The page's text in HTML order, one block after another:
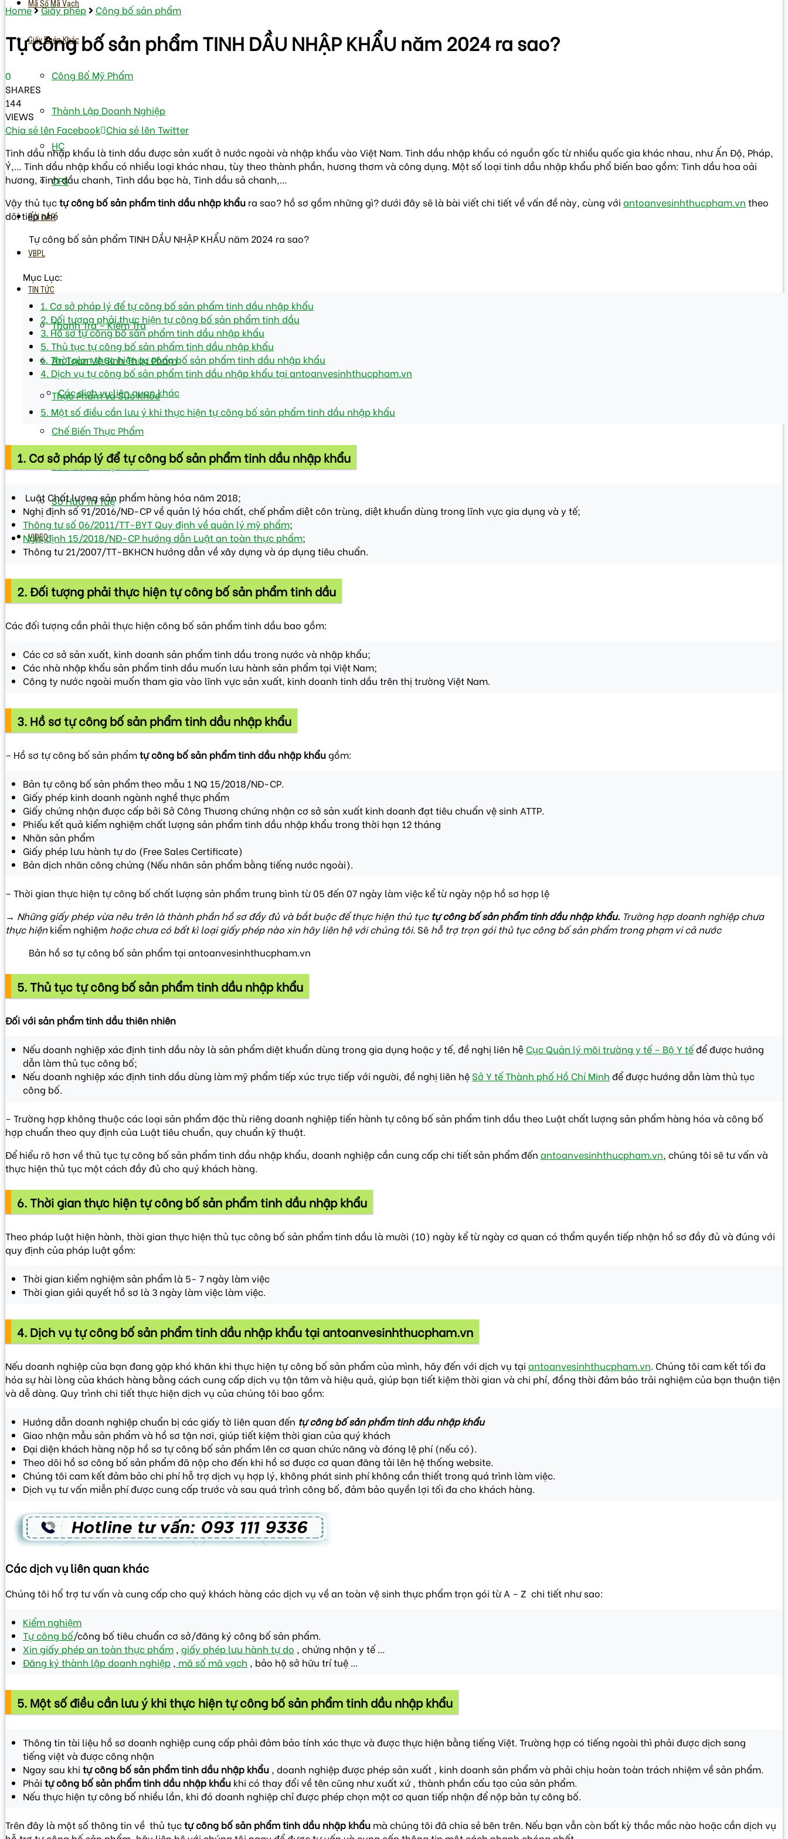
Mã Số Mã Vạch
Giấy Phép Khác
Công Bố Mỹ Phẩm
Thành Lập Doanh Nghiệp
HC
CFS
HỎI ĐÁP
VBPL
TIN TỨC
Thanh Tra – Kiếm Tra
An Toàn Vệ Sinh Thực Phẩm
Thực Phẩm Và Sức Khỏe
Chế Biến Thực Phẩm
Bảo Quản Thực Phẩm
Sở Hữu Trí Tuệ
VIDEO
Home Giấy phép Công bố sản phẩm
Tự công bố sản phẩm TINH DẦU NHẬP KHẨU năm 2024 ra sao?
0
SHARES
144
VIEWS
Chia sẻ lên Facebook Chia sẻ lên Twitter
Tinh dầu nhập khẩu là tinh dầu được sản xuất ở nước ngoài và nhập khẩu vào Việt Nam. Tinh dầu nhập khẩu có nguồn gốc từ nhiều quốc gia khác nhau, như Ấn Độ, Pháp,
Ý,… Tinh dầu nhập khẩu có nhiều loại khác nhau, tùy theo thành phần, hương thơm và công dụng. Một số loại tinh dầu nhập khẩu phổ biến bao gồm: Tinh dầu hoa oải
hương, Tinh dầu chanh, Tinh dầu bạc hà, Tinh dầu sả chanh,…
Vậy thủ tụctự công bố sản phẩm tinh dầu nhập khẩu ra sao? hồ sơ gồm những gì? dưới đây sẽ là bài viết chi tiết về vấn đề này, cùng với antoanvesinhthucpham.vn theo
dõi tiếp nhé
Tự công bố sản phẩm TINH DẦU NHẬP KHẨU năm 2024 ra sao?
Mục Lục:
1. Cơ sở pháp lý để tự công bố sản phẩm tinh dầu nhập khẩu
2. Đối tượng phải thực hiện tự công bố sản phẩm tinh dầu
3. Hồ sơ tự công bố sản phẩm tinh dầu nhập khẩu
5. Thủ tục tự công bố sản phẩm tinh dầu nhập khẩu
6. Thời gian thực hiện tự công bố sản phẩm tinh dầu nhập khẩu
4. Dịch vụ tự công bố sản phẩm tinh dầu nhập khẩu tại antoanvesinhthucpham.vn
Các dịch vụ liên quan khác
5. Một số điều cần lưu ý khi thực hiện tự công bố sản phẩm tinh dầu nhập khẩu
1. Cơ sở pháp lý để tự công bố sản phẩm tinh dầu nhập khẩu
Luật Chất lượng sản phẩm hàng hóa năm 2018;
Nghị định số 91/2016/NĐ-CP về quản lý hóa chất, chế phẩm diệt côn trùng, diệt khuẩn dùng trong lĩnh vực gia dụng và y tế;
Thông tư số 06/2011/TT-BYT Quy định về quản lý mỹ phẩm;
Nghị định 15/2018/NĐ-CP hướng dẫn Luật an toàn thực phẩm;
Thông tư 21/2007/TT-BKHCN hướng dẫn về xây dựng và áp dụng tiêu chuẩn.
2. Đối tượng phải thực hiện tự công bố sản phẩm tinh dầu
Các đối tượng cần phải thực hiện công bố sản phẩm tinh dầu bao gồm:
Các cơ sở sản xuất, kinh doanh sản phẩm tinh dầu trong nước và nhập khẩu;
Các nhà nhập khẩu sản phẩm tinh dầu muốn lưu hành sản phẩm tại Việt Nam;
Công ty nước ngoài muốn tham gia vào lĩnh vực sản xuất, kinh doanh tinh dầu trên thị trường Việt Nam.
3. Hồ sơ tự công bố sản phẩm tinh dầu nhập khẩu
– Hồ sơ tự công bố sản phẩmtự công bố sản phẩmtinh dầu nhập khẩugồm:
Bản tự công bố sản phẩm theo mẫu 1 NQ 15/2018/NĐ-CP.
Giấy phép kinh doanh ngành nghề thực phẩm
Giấy chứng nhận được cấp bởi Sở Công Thương chứng nhận cơ sở sản xuất kinh doanh đạt tiêu chuẩn vệ sinh ATTP.
Phiếu kết quả kiểm nghiệm chất lượng sản phẩm tinh dầu nhập khẩu trong thời hạn 12 tháng
Nhãn sản phẩm
Giấy phép lưu hành tự do (Free Sales Certificate)
Bản dịch nhãn công chứng (Nếu nhãn sản phẩm bằng tiếng nước ngoài).
– Thời gian thực hiện tự công bố chất lượng sản phẩm trung bình từ 05 đến 07 ngày làm việc kể từ ngày nộp hồ sơ hợp lệ
→ Những giấy phép vừa nêu trên là thành phần hồ sơ đầy đủ và bắt buộc để thực hiện thủ tục tự công bố sản phẩmtinh dầu nhập khẩu. Trường hợp doanh nghiệp chưa
thực hiện kiểm nghiệm hoặc chưa có bất kì loại giấy phép nào xin hãy liên hệ với chúng tôi. Sẽ hỗ trợ trọn gói thủ tục công bố sản phẩm trong phạm vi cả nước
Bản hồ sơ tự công bố sản phẩm tại antoanvesinhthucpham.vn
5. Thủ tục tự công bố sản phẩm tinh dầu nhập khẩu
Đối với sản phẩm tinh dầu thiên nhiên
Nếu doanh nghiệp xác định tinh dầu này là sản phẩm diệt khuẩn dùng trong gia dụng hoặc y tế, đề nghị liên hệCục Quản lý môi trường y tế – Bộ Y tếđể được hướng
dẫn làm thủ tục công bố;
Nếu doanh nghiệp xác định tinh dầu dùng làm mỹ phẩm tiếp xúc trực tiếp với người, đề nghị liên hệ Sở Y tế Thành phố Hồ Chí Minh để được hướng dẫn làm thủ tục
công bố.
– Trường hợp không thuộc các loại sản phẩm đặc thù riêng doanh nghiệp tiến hành tự công bố sản phẩm tinh dầu theo Luật chất lượng sản phẩm hàng hóa và công bố
hợp chuẩn theo quy định của Luật tiêu chuẩn, quy chuẩn kỹ thuật.
Để hiểu rõ hơn về thủ tục tự công bố sản phẩm tinh dầu nhập khẩu, doanh nghiệp cần cung cấp chi tiết sản phẩm đến antoanvesinhthucpham.vn, chúng tôi sẽ tư vấn và
thực hiện thủ tục một cách đầy đủ cho quý khách hàng.
6. Thời gian thực hiện tự công bố sản phẩm tinh dầu nhập khẩu
Theo pháp luật hiện hành, thời gian thực hiện thủ tục công bố sản phẩm tinh dầu là mười (10) ngày kể từ ngày cơ quan có thẩm quyền tiếp nhận hồ sơ đầy đủ và đúng với
quy định của pháp luật gồm:
Thời gian kiểm nghiệm sản phẩm là 5- 7 ngày làm việc
Thời gian giải quyết hồ sơ là 3 ngày làm việc làm việc.
4. Dịch vụ tự công bố sản phẩm tinh dầu nhập khẩu tại antoanvesinhthucpham.vn
Nếu doanh nghiệp của bạn đang gặp khó khăn khi thực hiện tự công bố sản phẩm của mình, hãy đến với dịch vụ tại antoanvesinhthucpham.vn. Chúng tôi cam kết tối đa
hóa sự hài lòng của khách hàng bằng cách cung cấp dịch vụ tận tâm và hiệu quả, giúp bạn tiết kiệm thời gian và chi phí, đồng thời đảm bảo trải nghiệm của bạn thuận tiện
và dễ dàng. Quy trình chi tiết thực hiện dịch vụ của chúng tôi bao gồm:
Hướng dẫn doanh nghiệp chuẩn bị các giấy tờ liên quan đến tự công bố sản phẩmtinh dầu nhập khẩu
Giao nhận mẫu sản phẩm và hồ sơ tận nơi, giúp tiết kiệm thời gian của quý khách
Đại diện khách hàng nộp hồ sơ tự công bố sản phẩm lên cơ quan chức năng và đóng lệ phí (nếu có).
Theo dõi hồ sơ công bố sản phẩm đã nộp cho đến khi hồ sơ được cơ quan đăng tải lên hệ thống website.
Chúng tôi cam kết đảm bảo chi phí hỗ trợ dịch vụ hợp lý, không phát sinh phí không cần thiết trong quá trình làm việc.
Dịch vụ tư vấn miễn phí được cung cấp trước và sau quá trình công bố, đảm bảo quyền lợi tối đa cho khách hàng.
Các dịch vụ liên quan khác
Chúng tôi hổ trợ tư vấn và cung cấp cho quý khách hàng các dịch vụ về an toàn vệ sinh thực phẩm trọn gói từ A – Z chi tiết như sao:
Kiểm nghiệm
Tự công bố/công bố tiêu chuẩn cơ sở/đăng ký công bố sản phẩm.
Xin giấy phép an toàn thực phẩm , giấy phép lưu hành tự do , chứng nhận y tế …
Đăng ký thành lập doanh nghiệp , mã số mã vạch , bảo hộ sở hữu trí tuệ …
5. Một số điều cần lưu ý khi thực hiện tự công bố sản phẩm tinh dầu nhập khẩu
Thông tin tài liệu hồ sơ doanh nghiệp cung cấp phải đảm bảo tính xác thực và được thực hiện bằng tiếng Việt. Trường hợp có tiếng ngoài thì phải được dịch sang
tiếng việt và được công nhận
Ngay sau khi tự công bố sản phẩmtinh dầu nhập khẩu , doanh nghiệp được phép sản xuất , kinh doanh sản phẩm và phải chịu hoàn toàn trách nhiệm về sản phẩm.
Phải tự công bố sản phẩmtinh dầu nhập khẩu khi có thay đổi về tên cũng như xuất xứ , thành phần cấu tạo của sản phẩm.
Nếu thực hiện tự công bố nhiều lần, khi đó doanh nghiệp chỉ được phép chọn một cơ quan tiếp nhận để nộp bản tự công bố.
Trên đây là một số thông tin về thủ tụctự công bố sản phẩmtinh dầu nhập khẩu mà chúng tôi đã chia sẻ bên trên. Nếu bạn vẫn còn bất kỳ thắc mắc nào hoặc cần dịch vụ